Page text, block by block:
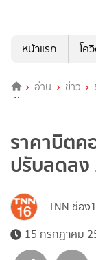
หน้าแรก
โค
อ่าน ข่าว
ปรับลดลง 1.03%
ราคาบิตค
ปรับลดลง
TNN ช่อง
15 กรกฎาคม